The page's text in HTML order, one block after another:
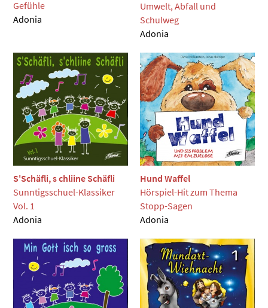
Gefühle
Adonia
Umwelt, Abfall und
Schulweg
Adonia
S'Schäfli, s chliine Schäfli
Sunntigsschuel-Klassiker
Vol. 1
Adonia
Hund Waffel
Hörspiel-Hit zum Thema
Stopp-Sagen
Adonia